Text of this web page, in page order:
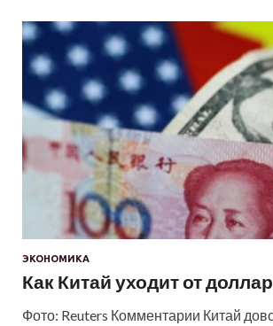
ЭКОНОМИКА
Как Китай уходит от
Фото: Reuters Комментарии Китай